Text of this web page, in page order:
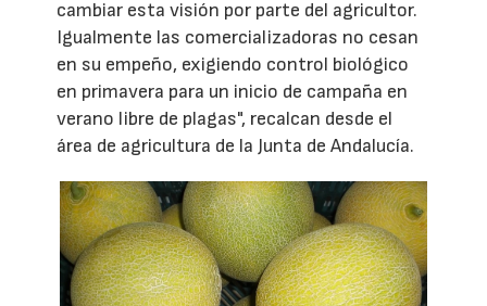
cambiar esta visión por parte del agricultor.
Igualmente las comercializadoras no cesan
en su empeño, exigiendo control biológico
en primavera para un inicio de campaña en
verano libre de plagas", recalcan desde el
área de agricultura de la Junta de Andalucía.